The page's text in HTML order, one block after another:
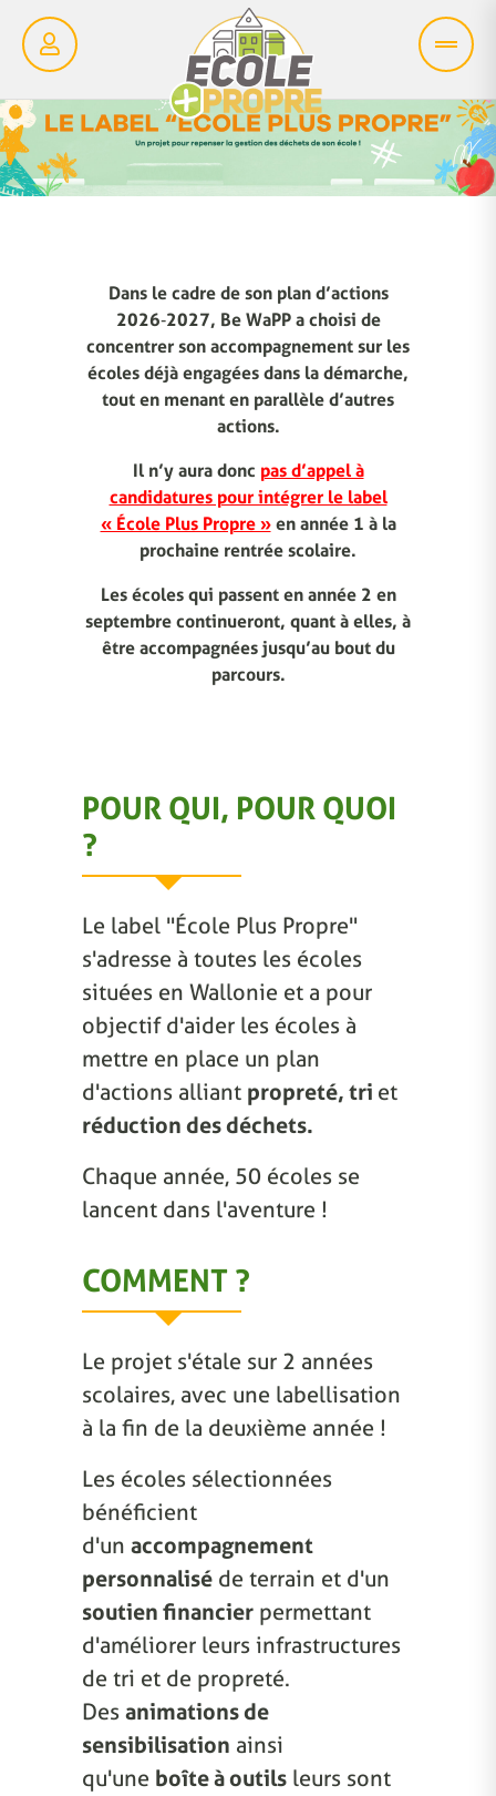
Dans le cadre de son plan d’actions
2026‑2027, Be WaPP a choisi de
concentrer son accompagnement sur les
écoles déjà engagées dans la démarche,
tout en menant en parallèle d’autres
actions.
Il n’y aura donc pas d’appel à
candidatures pour intégrer le label
« École Plus Propre »en année 1 à la
prochaine rentrée scolaire.
Les écoles qui passent en année 2 en
septembre continueront, quant à elles, à
être accompagnées jusqu’au bout du
parcours.
POUR QUI, POUR QUOI
?
Le label "École Plus Propre"
s'adresse à toutes les écoles
situées en Wallonie et a pour
objectif d'aider les écoles à
mettre en place un plan
d'actions alliant propreté, tri et
réduction des déchets.
Chaque année, 50 écoles se
lancent dans l'aventure !
COMMENT ?
Le projet s'étale sur 2 années
scolaires, avec une labellisation
à la fin de la deuxième année !
Les écoles sélectionnées
bénéficient
d'un accompagnement
personnalisé de terrain et d'un
soutien financier permettant
d'améliorer leurs infrastructures
de tri et de propreté.
Des animations de
sensibilisation ainsi
qu'une boîte à outils leurs sont